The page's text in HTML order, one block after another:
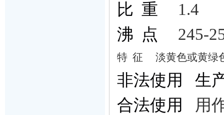
比 重
1.4
沸 点 245-
特 征 淡黄色或黄绿
非法使用
生
合法使用
用